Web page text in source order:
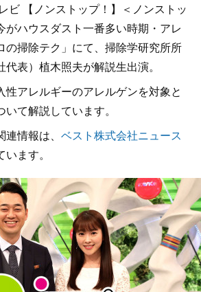
ビ 【ノンストップ！】＜ノンストッ
がハウスダスト一番多い時期・アレ
の掃除テク」にて、掃除学研究所所
表）植木照夫が解説生出演。
性アレルギーのアレルゲンを対象と
て解説しています。
情報は、 ベスト株式会社ニュース
ます。